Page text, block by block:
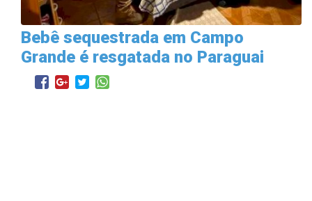
Bebê sequestrada em Campo
Grande é resgatada no Paraguai